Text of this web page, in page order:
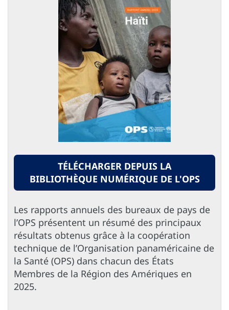
TÉLÉCHARGER DEPUIS LA
BIBLIOTHÈQUE NUMÉRIQUE DE L'OPS
Les rapports annuels des bureaux de pays de
l’OPS présentent un résumé des principaux
résultats obtenus grâce à la coopération
technique de l’Organisation panaméricaine de
la Santé (OPS) dans chacun des États
Membres de la Région des Amériques en
2025.